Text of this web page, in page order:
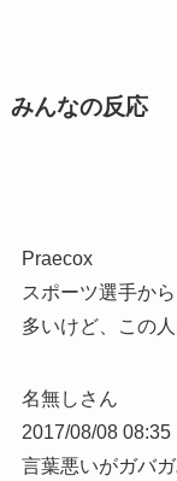
みんなの反応
Praecox
スポーツ選手か
多いけど、この
名無しさん
2017/08/08 08:35
言葉悪いがガバ